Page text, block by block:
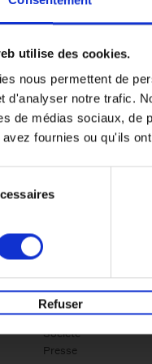
utilise des cookies.
nous permettent de
d'analyser notre trafic.
de médias sociaux, de
fournies ou qu'ils
Refuser
Business
Ventes
Société
Presse